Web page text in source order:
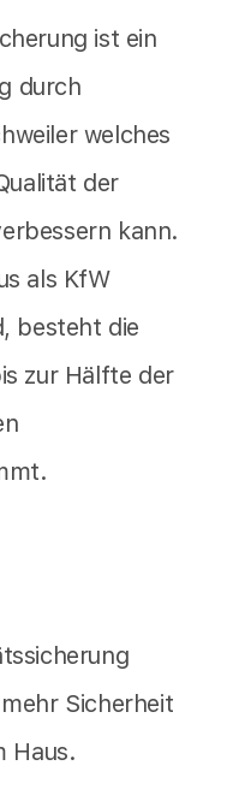
ist ein
durch
welches
der
kann.
als KfW
besteht die
zur Hälfte der
Sicherheit
Haus.